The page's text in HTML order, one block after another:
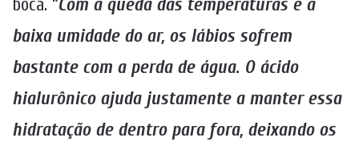
baixa umidade do ar, os lábios sofrem
bastante com a perda de água. O ácido
hialurônico ajuda justamente a manter essa
hidratação de dentro para fora, deixando os